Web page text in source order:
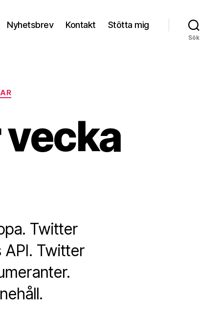
Nyhetsbrev Kontakt Stötta mig
Sök
Twitter
Twitter